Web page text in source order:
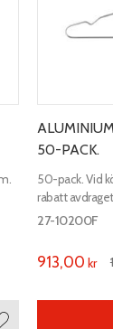
50-PACK.
50-pack. Vid
rabatt
med slå.
27-10200F
913,00 kr